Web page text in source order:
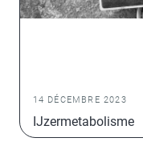
14 DÉCEMBRE 2023
IJzermetabolisme